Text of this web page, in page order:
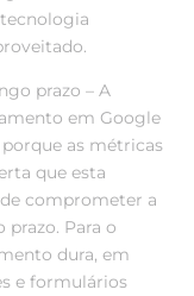
prazo – A
em Google
as métricas
que esta
comprometer a
Para o
dura, em
e formulários